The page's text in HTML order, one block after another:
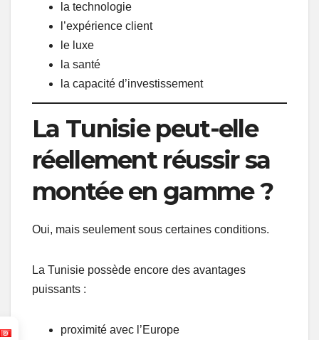
la technologie
l’expérience client
le luxe
la santé
la capacité d’investissement
La Tunisie peut-elle
réellement réussir sa
montée en gamme ?
Oui, mais seulement sous certaines conditions.
La Tunisie possède encore des avantages
puissants :
proximité avec l’Europe